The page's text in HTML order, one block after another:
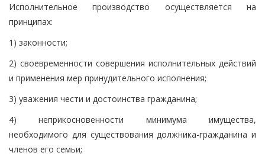
Исполнительное производство осуществляется на
принципах:
1) законности;
2) своевременности совершения исполнительных действий
и применения мер принудительного исполнения;
3) уважения чести и достоинства гражданина;
4) неприкосновенности минимума имущества,
необходимого для существования должника-гражданина и
членов его семьи;